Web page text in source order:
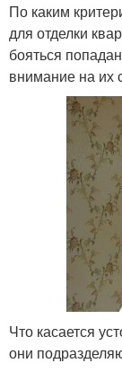
По каким
для отделки
бояться
внимание на их
Что касается
они